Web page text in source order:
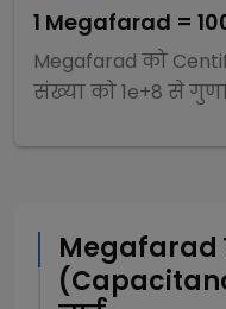
1 Megafarad =
Megafarad को
संख्या को1e+8 से
Megafarad